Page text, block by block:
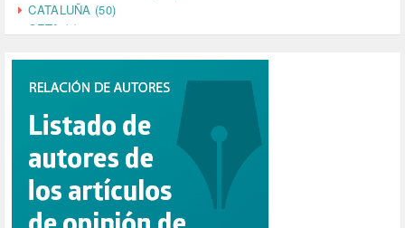
CATALUÑA (50)
CETA (2)
CINE (35)
COMPROMISO (2)
CONFERENCIA (1)
CONSUMO (1)
CORONAVIRUS (155)
CORRUPCIÓN (215)
CULTURA (704)